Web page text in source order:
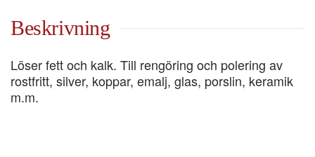
Beskrivning
Löser fett och kalk. Till rengöring och polering av
rostfritt, silver, koppar, emalj, glas, porslin, keramik
m.m.